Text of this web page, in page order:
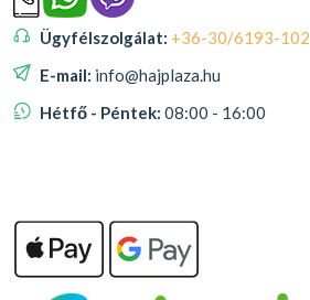
Ügyfélszolgálat: +36-30/6193-102
E-mail: info@hajplaza.hu
Hétfő - Péntek: 08:00 - 16:00